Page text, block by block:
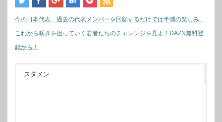
今の日本代表、過去の代表メンバーを回顧するだけでは半減の楽しみ。
これから咲きを担っていく若者たちのチャレンジを見よ！DAZN無料登
録から！
スタメン